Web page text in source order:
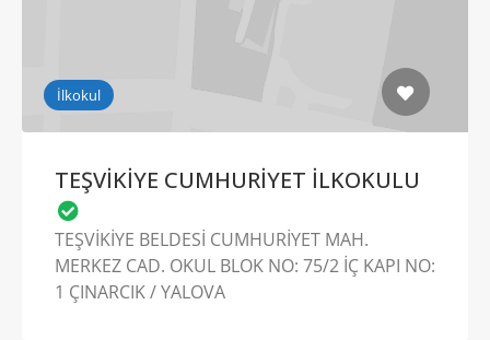
İlkokul
TEŞVİKİYE CUMHURİYET İLKOKULU
TEŞVİKİYE BELDESİ CUMHURİYET MAH.
MERKEZ CAD. OKUL BLOK NO: 75/2 İÇ KAPI NO:
1 ÇINARCIK / YALOVA